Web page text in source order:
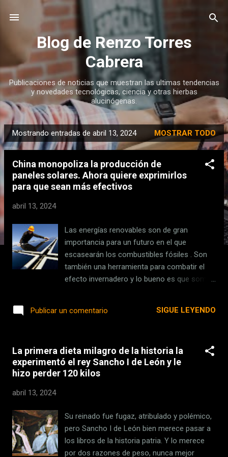
Ir al contenido principal
Blog de Renzo Torres
Cabrera
Publicaciones de noticias que muestran las ultimas tendencias
y novedades tecnológicas, ciencia y otras hierbas
alucinógenas.
E
n
Mostrando entradas de abril 13, 2024 MOSTRAR TODO
China monopoliza la producción de
paneles solares. Ahora quiere exprimirlos
para que sean más efectivos
abril 13, 2024
Las energías renovables son de gran
importancia para un futuro en el que
escasearán los combustibles fósiles . Son
también una herramienta para combatir el
efecto invernadero y lo bueno es que somos
mediante el agua , el calor , el viento o el Sol
de investigadores chinos está manos a la
obra para exprimir las capacidades de las
placas solares. La fiebre por la energía Solar
producción de paneles fotovoltaicos y, tras
la inyección de 130.000 millones de dólares
por parte del gobierno, su industria ha
disparado las exportaciones . De hecho, ha
Publicar un comentario SIGUE LEYENDO
La primera dieta milagro de la historia la
experimentó el rey Sancho I de León y le
hizo perder 120 kilos
abril 13, 2024
Su reinado fue fugaz, atribulado y polémico,
pero Sancho I de León bien merece pasar a
los libros de la historia patria. Y lo merece
por dos razones de peso, nunca mejor